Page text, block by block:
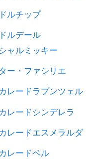
ルチップ
ルデール
ャルミッキー
ー・ファシリエ
レードラプンツェル
レードシンデレラ
レードエスメラルダ
レードベル